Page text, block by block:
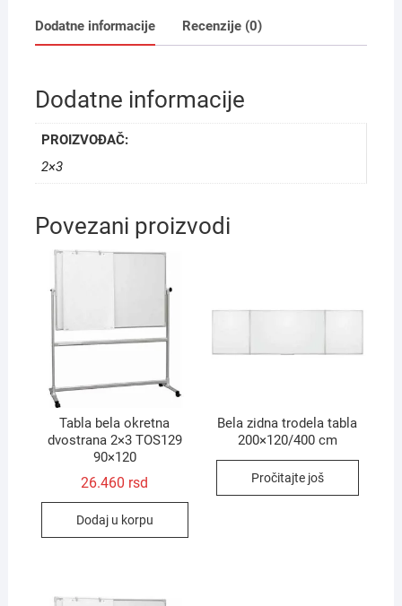
Dodatne informacije Recenzije (0)
Dodatne informacije
PROIZVOĐAČ:
2×3
Povezani proizvodi
Tabla bela okretna
dvostrana 2×3 TOS129
90×120
26.460 rsd
Dodaj u korpu
Bela zidna trodela tabla
200×120/400 cm
Pročitajte još